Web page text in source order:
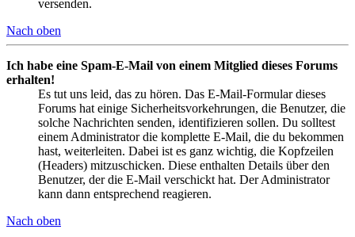
versenden.
Nach oben
Ich habe eine Spam-E-Mail von einem Mitglied dieses Forums
erhalten!
Es tut uns leid, das zu hören. Das E-Mail-Formular dieses
Forums hat einige Sicherheitsvorkehrungen, die Benutzer, die
solche Nachrichten senden, identifizieren sollen. Du solltest
einem Administrator die komplette E-Mail, die du bekommen
hast, weiterleiten. Dabei ist es ganz wichtig, die Kopfzeilen
(Headers) mitzuschicken. Diese enthalten Details über den
Benutzer, der die E-Mail verschickt hat. Der Administrator
kann dann entsprechend reagieren.
Nach oben